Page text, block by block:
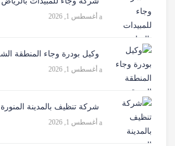
أغسطس 1, 2026
وكيل بودرة وجاء المنطقة
أغسطس 1, 2026
شركة تنظيف بالمدينة
أغسطس 1, 2026